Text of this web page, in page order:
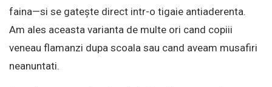
faina—si se gatește direct intr-o tigaie antiaderenta.
Am ales aceasta varianta de multe ori cand copiii
veneau flamanzi dupa scoala sau cand aveam musafiri
neanuntati.